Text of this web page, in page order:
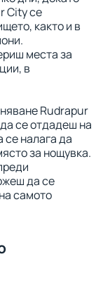
City се
както и в
места за
в
Rudrapur
се отдадеш на
се налага да
за нощувка.
да се
самото